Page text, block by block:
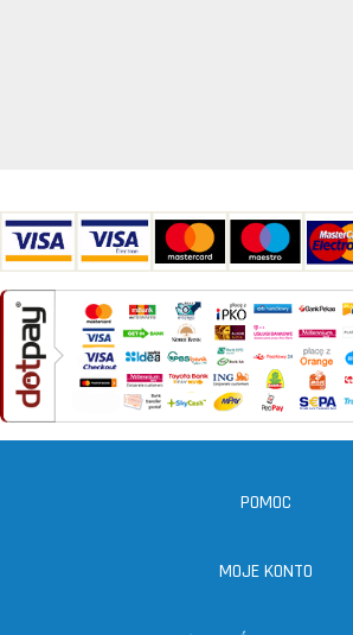
POMOC
MOJE KONTO